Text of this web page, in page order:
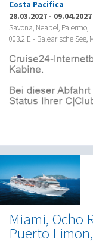
Costa Pacifica
28.03.2027 - 09.04.2027
Savona, Neapel, Palermo,
003.2 E - Balearische See,
Miami, Ocho
Puerto